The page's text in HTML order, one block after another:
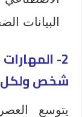
البيانات
شخص ولكل
يتوسع